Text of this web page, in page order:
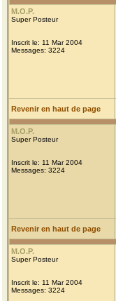
M.O.P.
Super Posteur
Inscrit le: 11 Mar 2004
Messages: 3224
Revenir en haut de page
M.O.P.
Super Posteur
Inscrit le: 11 Mar 2004
Messages: 3224
Revenir en haut de page
M.O.P.
Super Posteur
Inscrit le: 11 Mar 2004
Messages: 3224